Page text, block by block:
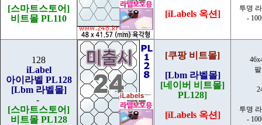
[스마트스토어]
비트몰 PL110
[iLabels 옥션]
투명
-
128
iLabel
아이라벨 PL128
[Lbm 라벨몰]
-
[스마트스토어]
비트몰 PL128
[쿠팡 비트몰]
[Lbm 라벨몰]
[네이버 비트몰]
PL128]
[iLabels 옥션]
투명
-